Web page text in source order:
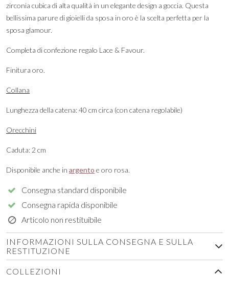
zirconia cubica di alta qualità in un elegante design a goccia. Questa
bellissima parure di gioielli da sposa in oro è la scelta perfetta per la
sposa glamour.
Completa di confezione regalo Lace & Favour.
Finitura oro.
Collana
Lunghezza della catena: 40 cm circa (con catena regolabile)
Orecchini
Caduta: 2 cm
Disponibile anche in argento e oro rosa.
Consegna standard disponibile
Consegna rapida disponibile
Articolo non restituibile
INFORMAZIONI SULLA CONSEGNA E SULLA
RESTITUZIONE
COLLEZIONI